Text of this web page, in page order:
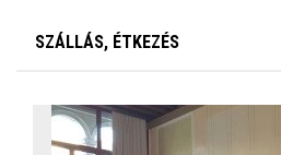
SZÁLLÁS, ÉTKEZÉS